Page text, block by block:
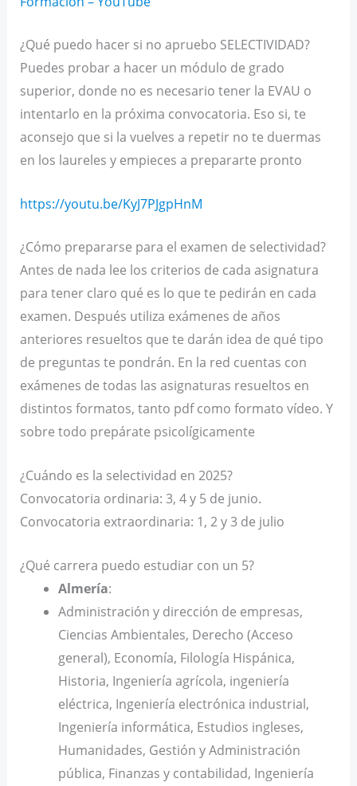
¿Qué puedo hacer si no apruebo SELECTIVIDAD?
Puedes probar a hacer un módulo de grado
superior, donde no es necesario tener la EVAU o
intentarlo en la próxima convocatoria. Eso si, te
aconsejo que si la vuelves a repetir no te duermas
en los laureles y empieces a prepararte pronto
https://youtu.be/KyJ7PJgpHnM
¿Cómo prepararse para el examen de selectividad?
Antes de nada lee los criterios de cada asignatura
para tener claro qué es lo que te pedirán en cada
examen. Después utiliza exámenes de años
anteriores resueltos que te darán idea de qué tipo
de preguntas te pondrán. En la red cuentas con
exámenes de todas las asignaturas resueltos en
distintos formatos, tanto pdf como formato vídeo. Y
sobre todo prepárate psicolígicamente
¿Cuándo es la selectividad en 2025?
Convocatoria ordinaria: 3, 4 y 5 de junio.
Convocatoria extraordinaria: 1, 2 y 3 de julio
¿Qué carrera puedo estudiar con un 5?
Almería:
Administración y dirección de empresas,
Ciencias Ambientales, Derecho (Acceso
general), Economía, Filología Hispánica,
Historia, Ingeniería agrícola, ingeniería
eléctrica, Ingeniería electrónica industrial,
Ingeniería informática, Estudios ingleses,
Humanidades, Gestión y Administración
pública, Finanzas y contabilidad, Ingeniería